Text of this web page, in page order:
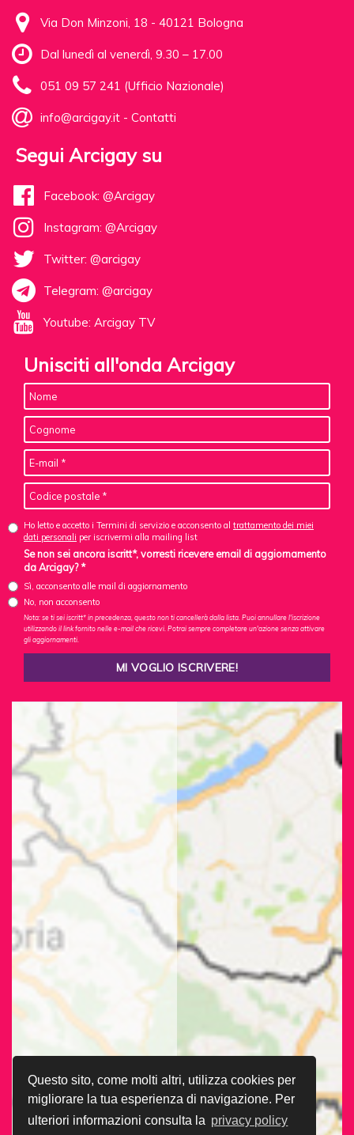
Questo sito, come molti altri, utilizza cookies per
migliorare la tua esperienza di navigazione. Per
ulteriori informazioni consulta la privacy policy
Via Don Minzoni, 18 - 40121 Bologna
Dal lunedì al venerdì, 9.30 – 17.00
051 09 57 241 (Ufficio Nazionale)
info@arcigay.it - Contatti
Segui Arcigay su
Facebook: @Arcigay
Instagram: @Arcigay
Twitter: @arcigay
Telegram: @arcigay
Youtube: Arcigay TV
Unisciti all'onda Arcigay
Ho letto e accetto i Termini di servizio e acconsento al trattamento dei miei
dati personali per iscrivermi alla mailing list
Se non sei ancora iscritt*, vorresti ricevere email di aggiornamento
da Arcigay? *
Sì, acconsento alle mail di aggiornamento
No, non acconsento
Nota: se ti sei iscritt* in precedenza, questo non ti cancellerà dalla lista. Puoi annullare l'iscrizione
utilizzando il link fornito nelle e-mail che ricevi. Potrai sempre completare un'azione senza attivare
gli aggiornamenti.